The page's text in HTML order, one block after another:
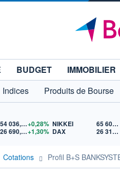
BUDGET IMMOBILIER
Indices Produits de Bourse
54 036,93+0,28%
26 690,62+1,30%
NIKKEI 65 606,71
DAX
26 319,45
Cotations Profil B+S